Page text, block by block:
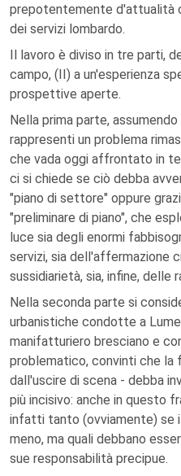
prepotentemente d'attualità
dei servizi lombardo.
Il lavoro è diviso in tre parti,
campo, (II) a un'esperienza
prospettive aperte.
Nella prima parte,
rappresenti un problema
che vada oggi affrontato in
ci si chiede se ciò debba
"piano di settore" oppure
"preliminare di piano", che
luce sia degli enormi
servizi, sia dell'affermazione
sussidiarietà, sia, infine, delle
Nella seconda parte si
urbanistiche condotte a
manifatturiero bresciano e
problematico, convinti che la
dall'uscire di scena - debba
più incisivo: anche in questo
infatti tanto (ovviamente) se
meno, ma quali debbano
sue responsabilità precipue.